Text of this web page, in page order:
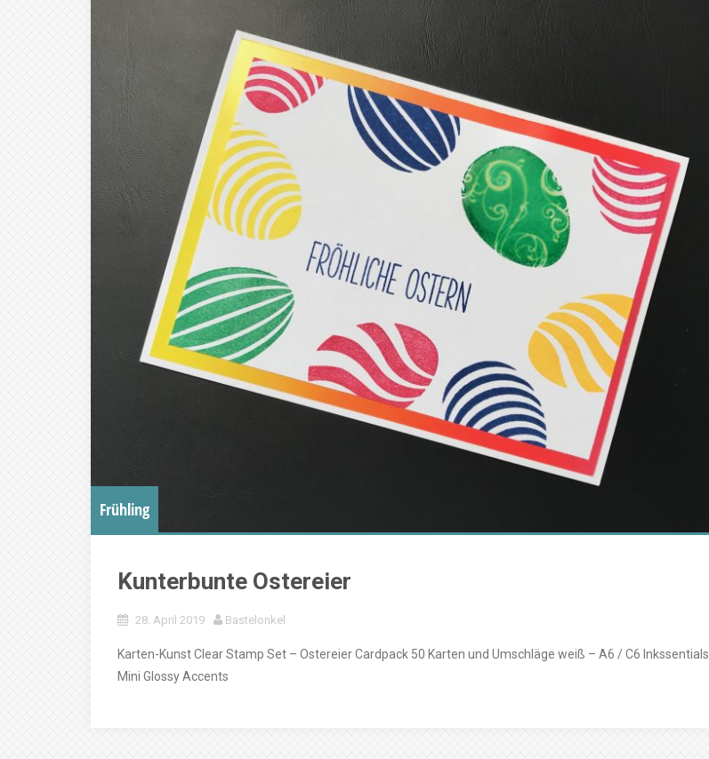
Frühling
Kunterbunte Ostereier
28. April 2019 Bastelonkel
Karten-Kunst Clear Stamp Set – Ostereier Cardpack 50 Karten und Umschläge weiß – A6 / C6 Inkssentials
Mini Glossy Accents